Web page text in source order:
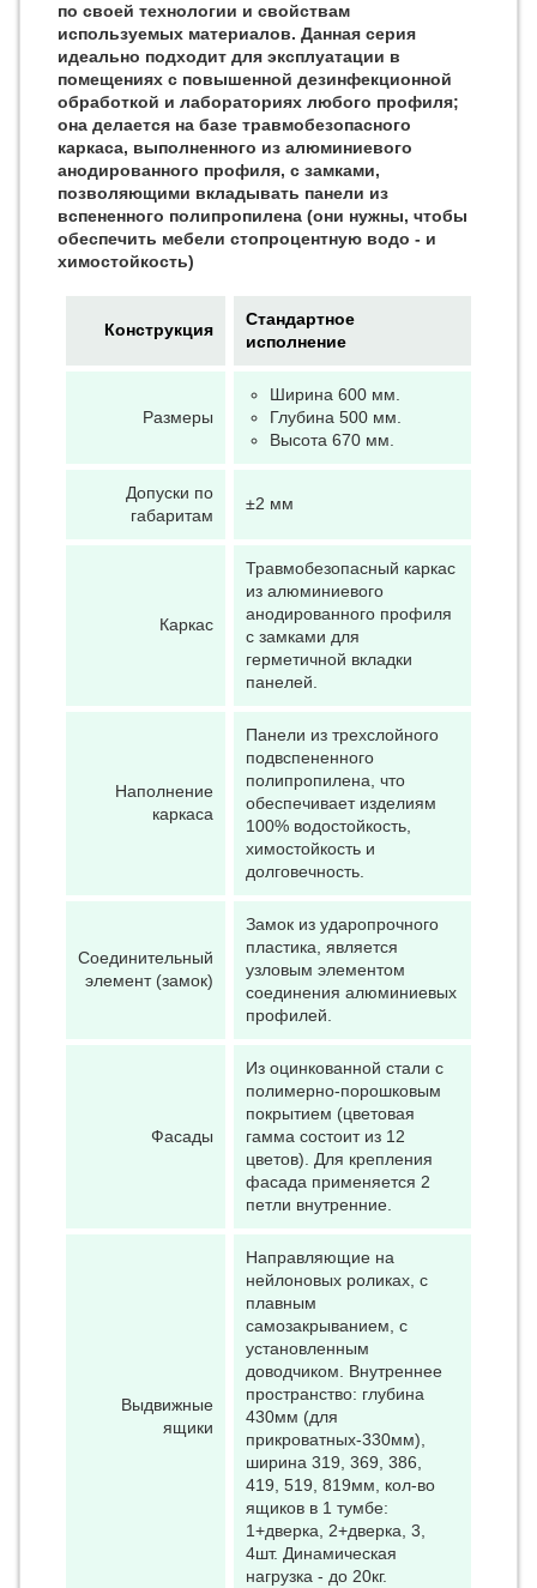
по своей технологии и свойствам
используемых материалов. Данная серия
идеально подходит для эксплуатации в
помещениях с повышенной дезинфекционной
обработкой и лабораториях любого профиля;
она делается на базе травмобезопасного
каркаса, выполненного из алюминиевого
анодированного профиля, с замками,
позволяющими вкладывать панели из
вспененного полипропилена (они нужны, чтобы
обеспечить мебели стопроцентную водо - и
химостойкость)
Конструкция
Стандартное
исполнение
Размеры
Ширина 600 мм.
Глубина 500 мм.
Высота 670 мм.
Допуски по
габаритам
±2 мм
Каркас
Травмобезопасный каркас
из алюминиевого
анодированного профиля
с замками для
герметичной вкладки
панелей.
Наполнение
каркаса
Панели из трехслойного
подвспененного
полипропилена, что
обеспечивает изделиям
100% водостойкость,
химостойкость и
долговечность.
Соединительный
элемент (замок)
Замок из ударопрочного
пластика, является
узловым элементом
соединения алюминиевых
профилей.
Фасады
Из оцинкованной стали с
полимерно-порошковым
покрытием (цветовая
гамма состоит из 12
цветов). Для крепления
фасада применяется 2
петли внутренние.
Выдвижные
ящики
Направляющие на
нейлоновых роликах, с
плавным
самозакрыванием, с
установленным
доводчиком. Внутреннее
пространство: глубина
430мм (для
прикроватных-330мм),
ширина 319, 369, 386,
419, 519, 819мм, кол-во
ящиков в 1 тумбе:
1+дверка, 2+дверка, 3,
4шт. Динамическая
нагрузка - до 20кг.